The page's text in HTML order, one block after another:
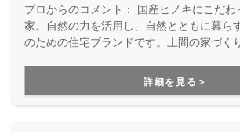
プロからのコメント： 国産ヒノキにこだ
家。自然の力を活用し、自然とともに暮ら
のための住宅ブランドです。土間の家づく
をご提案しています。ベビーカーそのまま
アウトドアグッズを収納できる、そんな暮
いが適正価格で建てられることが大きな魅
詳細を見る＞